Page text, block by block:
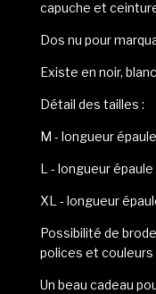
capuche et
Dos nu pour
Existe en noir,
Détail des tailles :
M - longueur
L - longueur
XL - longueur
Possibilité de
polices et couleurs
Un beau cadeau